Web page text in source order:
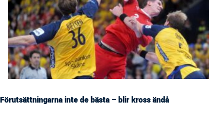
Förutsättningarna inte de bästa – blir kross ändå